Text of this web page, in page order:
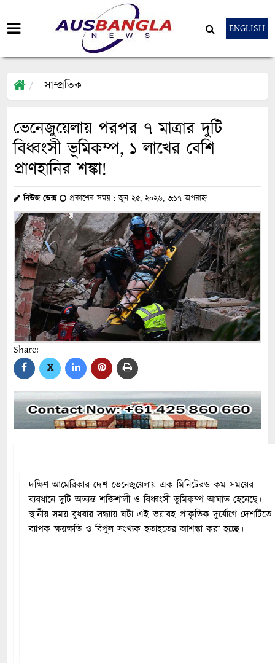
ENGLISH
সাম্প্রতিক
ভেনেজুয়েলায় পরপর ৭ মাত্রার দুটি
বিধ্বংসী ভূমিকম্প, ১ লাখের বেশি
প্রাণহানির শঙ্কা!
নিউজ ডেক্স প্রকাশের সময় : জুন ২৫, ২০২৬, ৩:১৭ অপরাহ্ন
Share:
X
দক্ষিণ আমেরিকার দেশ ভেনেজুয়েলায় এক মিনিটেরও কম সময়ের
ব্যবধানে দুটি অত্যন্ত শক্তিশালী ও বিধ্বংসী ভূমিকম্প আঘাত হেনেছে।
স্থানীয় সময় বুধবার সন্ধ্যায় ঘটা এই ভয়াবহ প্রাকৃতিক দুর্যোগে দেশটিতে
ব্যাপক ক্ষয়ক্ষতি ও বিপুল সংখ্যক হতাহতের আশঙ্কা করা হচ্ছে।